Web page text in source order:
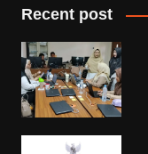
Recent post